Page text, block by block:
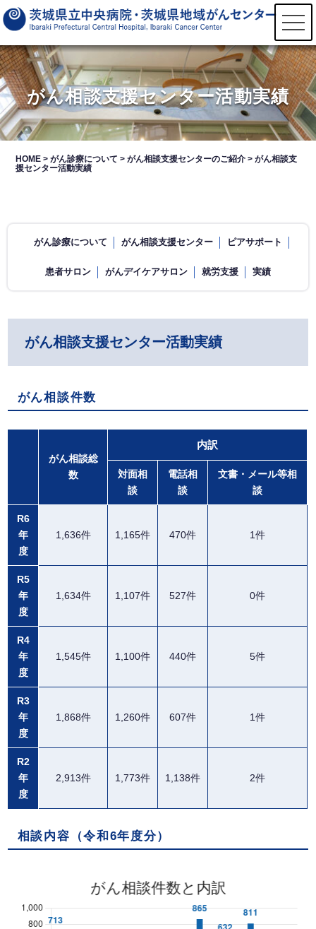
t
o
g
g
l
e
n
a
v
i
g
a
t
i
がん相談支援センター活動実績
HOME >がん診療について >がん相談支援センターのご紹介 >がん相談支
援センター活動実績
がん診療について がん相談支援センター ピアサポート
患者サロン がんデイケアサロン 就労支援 実績
がん相談支援センター活動実績
がん相談件数
がん相談総
数
内訳
対面相
談
電話相
談
文書・メール等相
談
R6
年
度
1,636件 1,165件 470件 1件
R5
年
度
1,634件 1,107件 527件 0件
R4
年
度
1,545件 1,100件 440件 5件
R3
年
度
1,868件 1,260件 607件 1件
R2
年
度
2,913件 1,773件 1,138件 2件
相談内容（令和6年度分）